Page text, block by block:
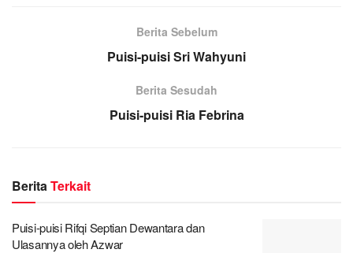
Berita Sebelum
Puisi-puisi Sri Wahyuni
Berita Sesudah
Puisi-puisi Ria Febrina
Berita Terkait
Puisi-puisi Rifqi Septian Dewantara dan
Ulasannya oleh Azwar